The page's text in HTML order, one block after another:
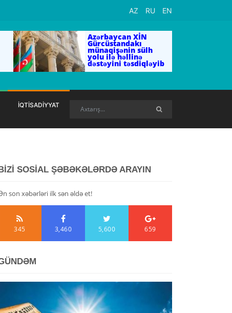
AZ RU EN
Azərbaycan XİN
Gürcüstandakı
münaqişənin sülh
yolu ilə həllinə
dəstəyini təsdiqləyib
İQTİSADİYYAT
SOSİAL ŞƏBƏKƏLƏRDƏ ARAYIN
son xəbərləri ilk sən əldə et!
345 3,460 5,600 659